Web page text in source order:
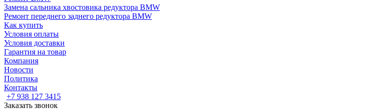
Замена сальника хвостовика редуктора BMW
Ремонт переднего заднего редуктора BMW
Как купить
Условия оплаты
Условия доставки
Гарантия на товар
Компания
Новости
Политика
Контакты
+7 938 127 3415
Заказать звонок